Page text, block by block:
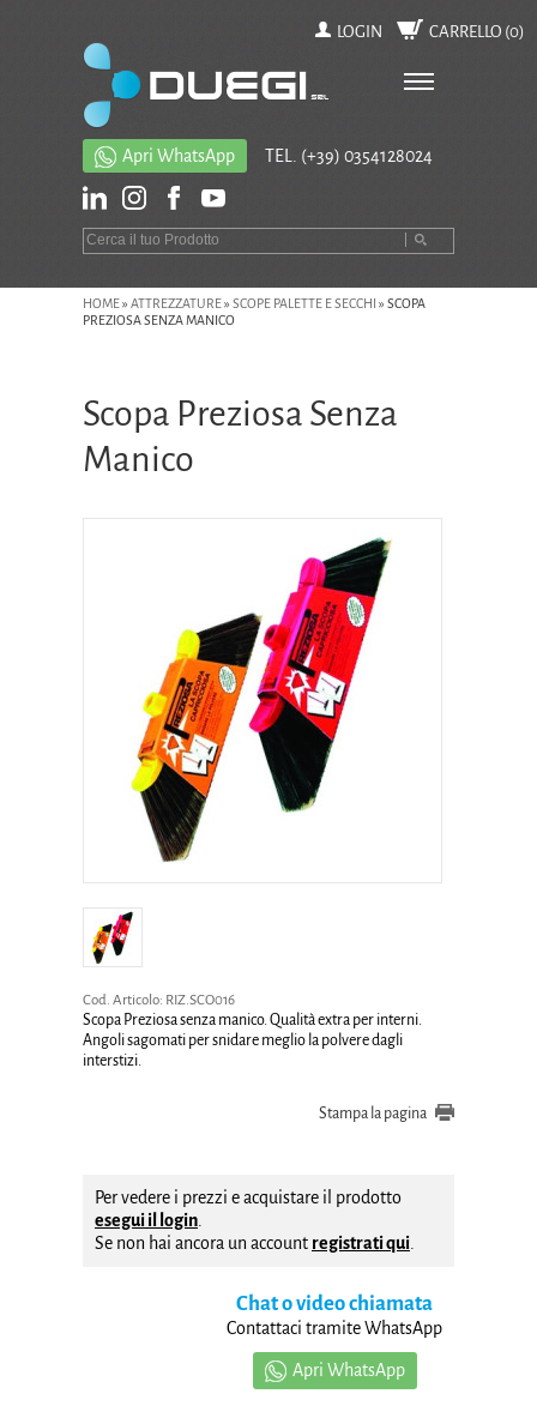
LOGIN CARRELLO (0)
Apri WhatsApp TEL. (+39) 0354128024
HOME» ATTREZZATURE» SCOPE PALETTE E SECCHI » SCOPA
PREZIOSA SENZA MANICO
Scopa Preziosa Senza
Manico
Cod. Articolo: RIZ.SCO016
Scopa Preziosa senza manico. Qualità extra per interni.
Angoli sagomati per snidare meglio la polvere dagli
interstizi.
Stampa la pagina
Per vedere i prezzi e acquistare il prodotto
esegui il login
Se non hai ancora un account registrati qui
Chat o video chiamata
Contattaci tramite WhatsApp
Apri WhatsApp